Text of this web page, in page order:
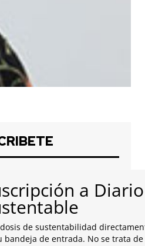
a Diario
de sustentabilidad
bandeja de entrada. No se trata de